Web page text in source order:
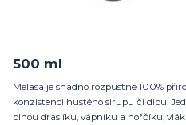
500 ml
Melasa je snadno rozpustné 100%
konzistenci hustého sirupu či dipu.
plnou draslíku, vápníku a hořčíku,